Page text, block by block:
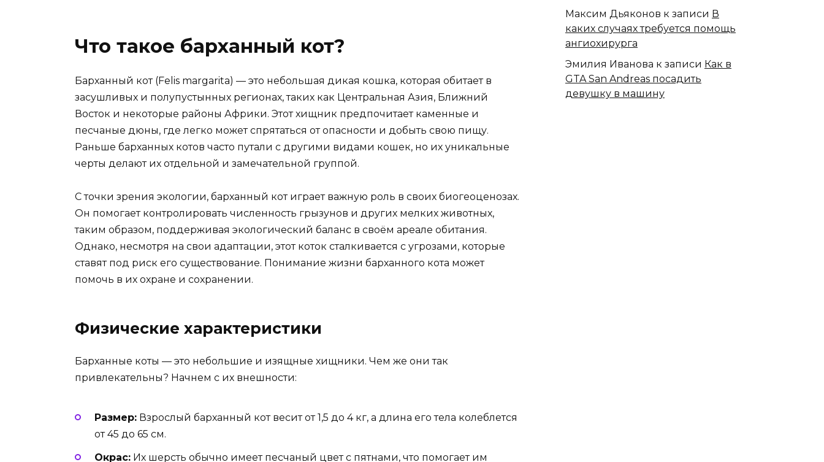
Что такое барханный кот?
Барханный кот (Felis margarita) — это небольшая дикая кошка, которая обитает в
засушливых и полупустынных регионах, таких как Центральная Азия, Ближний
Восток и некоторые районы Африки. Этот хищник предпочитает каменные и
песчаные дюны, где легко может спрятаться от опасности и добыть свою пищу.
Раньше барханных котов часто путали с другими видами кошек, но их уникальные
черты делают их отдельной и замечательной группой.
С точки зрения экологии, барханный кот играет важную роль в своих биогеоценозах.
Он помогает контролировать численность грызунов и других мелких животных,
таким образом, поддерживая экологический баланс в своём ареале обитания.
Однако, несмотря на свои адаптации, этот коток сталкивается с угрозами, которые
ставят под риск его существование. Понимание жизни барханного кота может
помочь в их охране и сохранении.
Физические характеристики
Барханные коты — это небольшие и изящные хищники. Чем же они так
привлекательны? Начнем с их внешности:
Размер: Взрослый барханный кот весит от 1,5 до 4 кг, а длина его тела колеблется
от 45 до 65 см.
Окрас: Их шерсть обычно имеет песчаный цвет с пятнами, что помогает им
Максим Дьяконов к записи В
каких случаях требуется помощь
ангиохирурга
Эмилия Иванова к записи Как в
GTA San Andreas посадить
девушку в машину